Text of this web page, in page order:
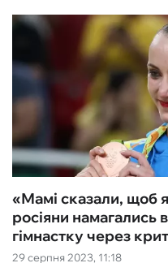
29 серпня 2023, 11:18
«Мамі сказали, щоб
росіяни намагались
гімнастку через